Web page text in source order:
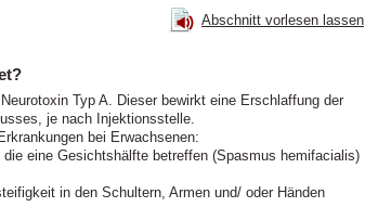
Abschnitt vorlesen lassen
Typ A. Dieser bewirkt eine Erschlaffung der
je nach Injektionsstelle.
bei Erwachsenen:
eine Gesichtshälfte betreffen (Spasmus hemifacialis)
in den Schultern, Armen und/ oder Händen